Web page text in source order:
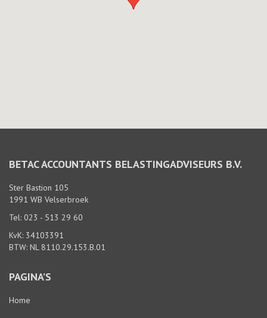
BETAC ACCOUNTANTS BELASTINGADVISEURS B.V.
Ster Bastion 105
1991 WB Velserbroek
Tel: 023 - 513 29 60
KvK: 34103391
BTW: NL 8110.29.153.B.01
PAGINA’S
Home